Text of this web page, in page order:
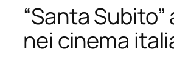
“Santa Subito”
nei cinema